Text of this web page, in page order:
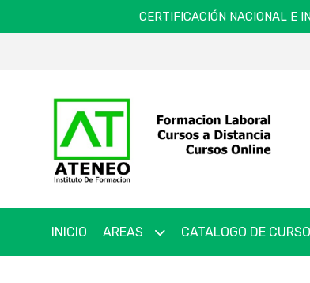
CERTIFICACIÓN NACIONAL E
INICIO AREAS CATALOGO DE